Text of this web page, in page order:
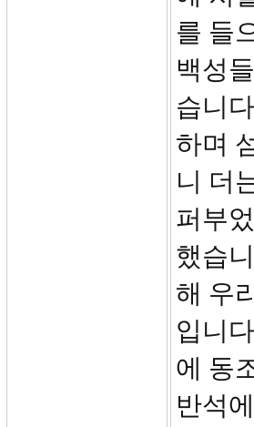
를 들
백성
습니
하며
니 더
퍼부
했습
해 우
입니
에 동
반석